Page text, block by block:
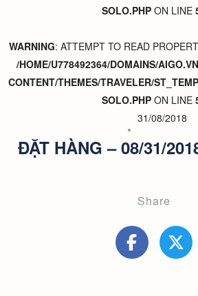
SOLO.PHP ON LINE
WARNING: ATTEMPT TO READ
/HOME/U778492364/DOMAINS/
CONTENT/THEMES/TRAVELER/
SOLO.PHP ON LINE
31/08/2018
ĐẶT HÀNG – 08/31/
Share